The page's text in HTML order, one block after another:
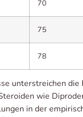
70
75
78
unterstreichen die
wie
in der